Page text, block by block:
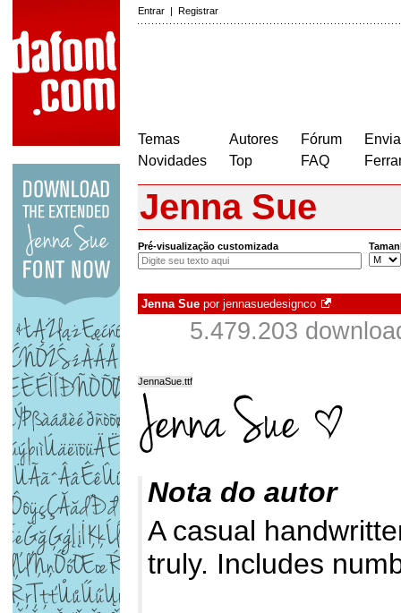
Entrar | Registrar
Temas
Novidades
Autores
Top
Fórum
FAQ
Jenna Sue
Pré-visualização customizada
Jenna Sue por jennasuedesignco
5.479.203
JennaSue.ttf
Nota do autor
A casual
truly. Includes